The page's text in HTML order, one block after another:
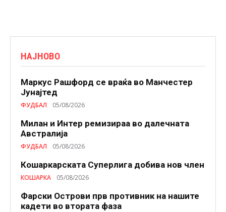
НАЈНОВО
Маркус Рашфорд се враќа во Манчестер
Јунајтед
ФУДБАЛ 05/08/2026
Милан и Интер ремизираа во далечната
Австралија
ФУДБАЛ 05/08/2026
Кошаркарската Суперлига добива нов член
КОШАРКА 05/08/2026
Фарски Острови прв противник на нашите
кадети во втората фаза